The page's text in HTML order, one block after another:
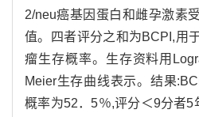
2/neu癌基因蛋白和雌孕激素
值。四者评分之和为BCPI,用
瘤生存概率。生存资料用
Meier生存曲线表示。结果
概率为52．5％,评分＜9分者5